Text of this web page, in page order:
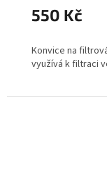
550 Kč
Konvice na
využívá k filtraci